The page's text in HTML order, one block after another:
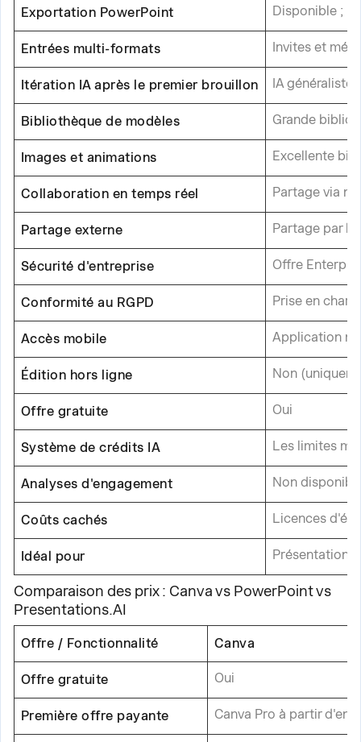
Exportation PowerPoint Disponible ;
Entrées multi-formats Invites et
Itération IA après le premier brouillon IA généraliste
Bibliothèque de modèles Grande
Images et animations Excellente
Collaboration en temps réel Partage via
Partage externe Partage par
Sécurité d'entreprise Offre
Conformité au RGPD Prise en
Accès mobile Application
Édition hors ligne Non
Offre gratuite Oui
Système de crédits IA Les limites
Analyses d'engagement Non
Coûts cachés Licences
Idéal pour Présentations
Comparaison des prix : Canva vs PowerPoint vs
Presentations.AI
Offre / Fonctionnalité Canva
Offre gratuite Oui
Première offre payante Canva Pro à partir